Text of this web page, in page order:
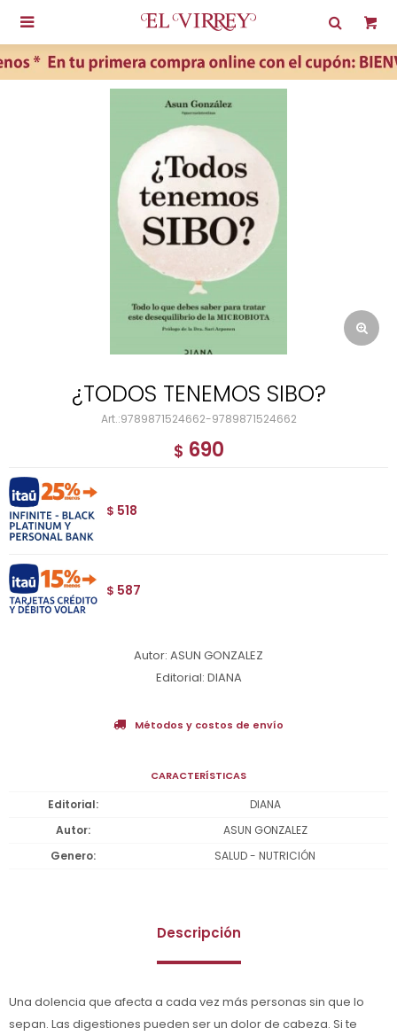

¿TODOS TENEMOS SIBO?
9789871524662-9789871524662
$ 690
$ 518
$ 587
Autor: ASUN GONZALEZ
Editorial: DIANA
Métodos y costos de envío
CARACTERÍSTICAS
Editorial
DIANA
Autor
ASUN GONZALEZ
Genero
SALUD - NUTRICIÓN
Descripción
Una dolencia que afecta a cada vez más personas sin que lo
sepan. Las digestiones pueden ser un dolor de cabeza. Si te